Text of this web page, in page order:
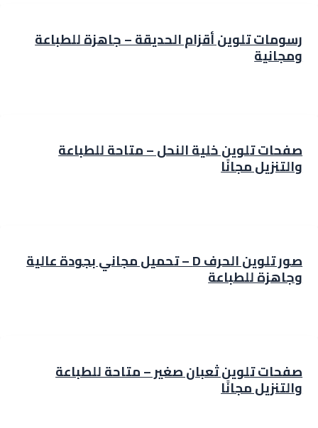
رسومات تلوين أقزام الحديقة – جاهزة للطباعة
ومجانية
صفحات تلوين خلية النحل – متاحة للطباعة
والتنزيل مجانًا
صور تلوين الحرف D – تحميل مجاني بجودة عالية
وجاهزة للطباعة
صفحات تلوين ثعبان صغير – متاحة للطباعة
والتنزيل مجانًا